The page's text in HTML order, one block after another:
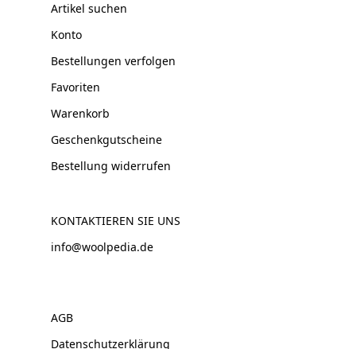
Artikel suchen
Konto
Bestellungen verfolgen
Favoriten
Warenkorb
Geschenkgutscheine
Bestellung widerrufen
KONTAKTIEREN SIE UNS
info@woolpedia.de
AGB
Datenschutzerklärung